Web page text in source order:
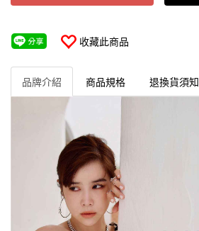
收藏此商品
品牌介紹 商品規格 退換貨須知